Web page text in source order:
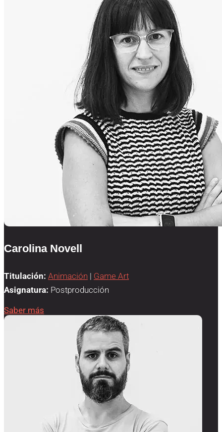
Carolina Novell
Titulación: Animación | Game Art
Asignatura: Postproducción
Saber más